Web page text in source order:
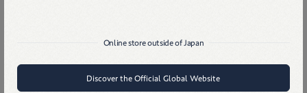
Online store outside of Japan
Discover the Official Global Website